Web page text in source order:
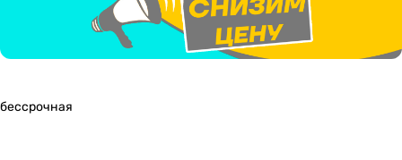
бессрочная